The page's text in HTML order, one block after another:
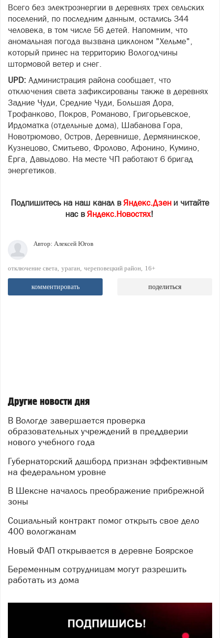
Всего без электроэнергии в деревнях трех сельских
поселений, по последним данным, остались 344
человека, в том числе 56 детей. Напомним, что
аномальная погода вызвана циклоном "Хельме",
который принес на территорию Вологодчины
штормовой ветер и снег.
UPD: Администрация района сообщает, что
отключения света зафиксированы также в деревнях
Задние Чуди, Средние Чуди, Большая Дора,
Трофанково, Покров, Романово, Григорьевское,
Ирдоматка (отдельные дома), Шабанова Гора,
Новотрюмово, Остров, Деревнище, Дермянинское,
Кузнецово, Смитьево, Фролово, Афонино, Кумино,
Ёрга, Давыдово. На месте ЧП работают 6 бригад
энергетиков.
Подпишитесь на наш канал в Яндекс.Дзен и читайте
нас в Яндекс.Новостях!
Автор: Алексей Югов
отключение света ураган череповецкий район 16+
комментировать поделиться
Другие новости дня
В Вологде завершается проверка
образовательных учреждений в преддверии
нового учебного года
Губернаторский дашборд признан эффективным
на федеральном уровне
В Шексне началось преображение прибрежной
зоны
Социальный контракт помог открыть свое дело
400 вологжанам
Новый ФАП открывается в деревне Боярское
Беременным сотрудницам могут разрешить
работать из дома